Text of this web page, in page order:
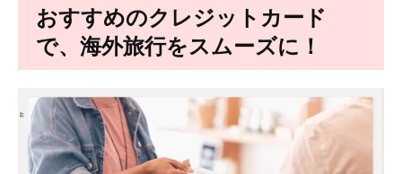
おすすめのクレジットカード
で、海外旅行をスムーズに！